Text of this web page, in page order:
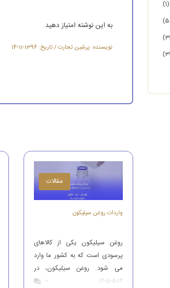
به این نوشته امتیاز دهید
نویسنده: پرشین تجارت / تاریخ: 1396-11-14
مقالات
واردات روغن سیلیکون
روغن سیلیکون یکی از کالاهای
پرسودی است که به کشور ما وارد
می شود. روغن سیلیکون، در
صنایع مختلفی کاربرد دارد نظیر:
1405-5-14
0
(1)